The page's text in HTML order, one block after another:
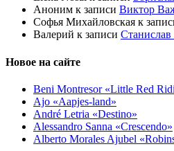
Аноним к записи Виктор
Софья Михайловская к
Валерий к записи
Новое на сайте
Beni Montresor «Little Red
Ajo «Aapjes-land»
André Letria «Destino»
Alessandro Sanna «Crescendo»
Alberto Morales Ajubel